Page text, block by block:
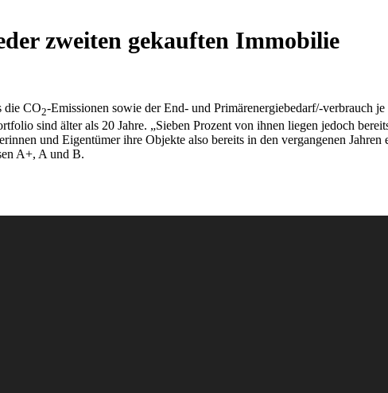
zweiten gekauften Immobilie
die CO2-Emissionen sowie der End- und Primärenergiebedarf/-verbrauch
sind älter als 20 Jahre. „Sieben Prozent von ihnen liegen jedoch
und Eigentümer ihre Objekte also bereits in den vergangenen
A+, A und B.